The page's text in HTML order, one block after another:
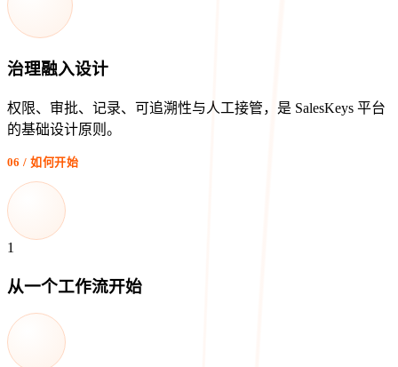
治理融入设计
权限、审批、记录、可追溯性与人工接管，是 SalesKeys 平台
的基础设计原则。
06 / 如何开始
1
从一个工作流开始